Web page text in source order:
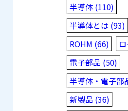
半導体 (110)
半導体とは (93)
ROHM (66)
電子部品 (50)
半導体・電子部
新製品 (36)